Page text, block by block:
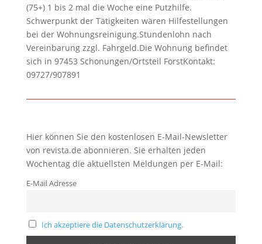
(75+) 1 bis 2 mal die Woche eine Putzhilfe.
Schwerpunkt der Tätigkeiten wären Hilfestellungen
bei der Wohnungsreinigung.Stundenlohn nach
Vereinbarung zzgl. Fahrgeld.Die Wohnung befindet
sich in 97453 Schonungen/Ortsteil ForstKontakt:
09727/907891
Hier können Sie den kostenlosen E-Mail-Newsletter
von revista.de abonnieren. Sie erhalten jeden
Wochentag die aktuellsten Meldungen per E-Mail:
E-Mail Adresse
Ich akzeptiere die Datenschutzerklärung.